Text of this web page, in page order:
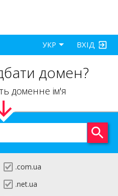
ВХІД
УКР
домен?
доменне ім'я
.com.ua
.net.ua